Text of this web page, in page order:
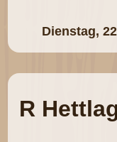
Dienstag,
R